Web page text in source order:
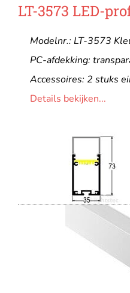
LT-3573 LED-
Modelnr.: LT-3573
PC-afdekking:
Accessoires: 2 stuks
Details bekijken...